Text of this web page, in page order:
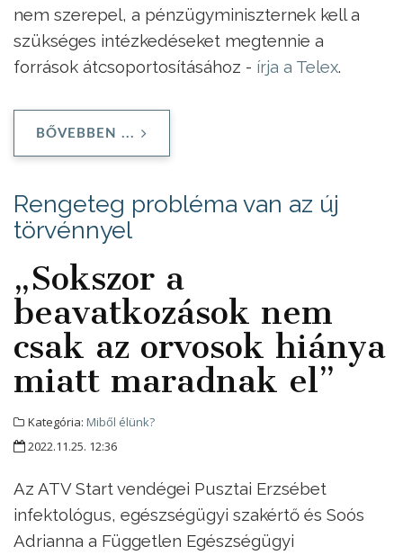
nem szerepel, a pénzügyminiszternek kell a
szükséges intézkedéseket megtennie a
források átcsoportosításához - írja a Telex.
BŐVEBBEN ...
Rengeteg probléma van az új
törvénnyel
„Sokszor a
beavatkozások nem
csak az orvosok hiánya
miatt maradnak el”
Kategória: Miből élünk?
2022.11.25. 12:36
Az ATV Start vendégei Pusztai Erzsébet
infektológus, egészségügyi szakértő és Soós
Adrianna a Független Egészségügyi